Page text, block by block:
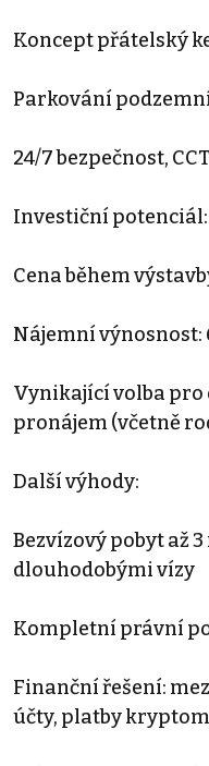
Koncept přátelský
Parkování
24/7 bezpečnost,
Investiční potenciál:
Cena během
Nájemní výnosnost:
Vynikající volba pro
pronájem (včetně
Další výhody:
Bezvízový pobyt až
dlouhodobými vízy
Kompletní právní
Finanční řešení:
účty, platby